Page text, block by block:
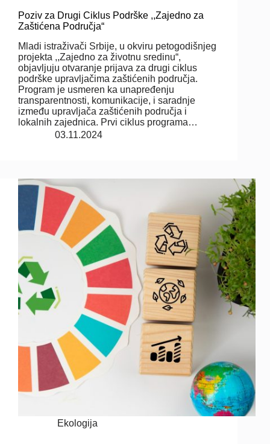
Poziv za Drugi Ciklus Podrške ,,Zajedno za
Zaštićena Područja“
Mladi istraživači Srbije, u okviru petogodišnjeg
projekta ,,Zajedno za životnu sredinu“,
objavljuju otvaranje prijava za drugi ciklus
podrške upravljačima zaštićenih područja.
Program je usmeren ka unapređenju
transparentnosti, komunikacije, i saradnje
između upravljača zaštićenih područja i
lokalnih zajednica. Prvi ciklus programa…
03.11.2024
Ekologija